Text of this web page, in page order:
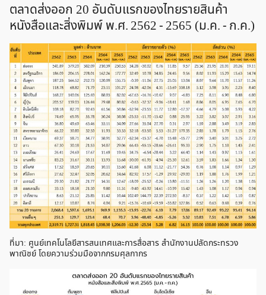
ตลาดส่งออก 20 อันดับแรกของไทยรายสินค้า
หนังสือและสิ่งพิมพ์ พ.ศ. 2562 - 2565 (ม.ค. - ก.ค.)
ที่มา: ศูนย์เทคโนโลยีสารสนเทศและการสื่อสาร สำนักงานปลัดกระทรวง
พาณิชย์ โดยความร่วมมือจากกรมศุลกากร